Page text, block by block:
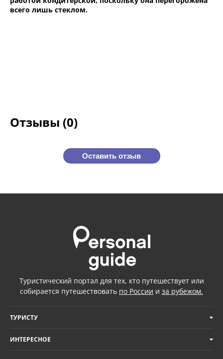
всего лишь стеклом.
Отзывы (0)
Оставить отзыв
Туристический портал для тех, кто путешествует или
собирается путешествовать по России и за рубежом.
ТУРИСТУ
ИНТЕРЕСНОЕ